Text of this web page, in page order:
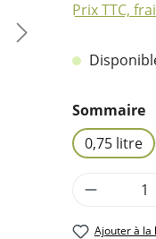
Prix TTC,
Sommaire
0,75 litre
Ajouter à la